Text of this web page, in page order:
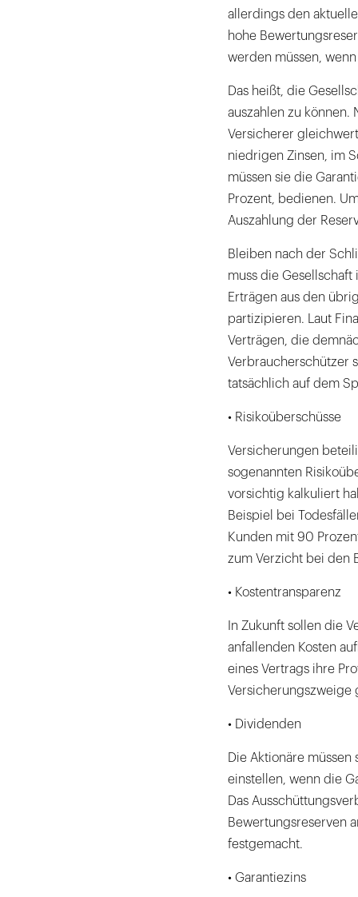
allerdings den
hohe
werden müssen,
Das heißt, die
auszahlen zu können.
Versicherer
niedrigen Zinsen, im
müssen sie die
Prozent, bedienen.
Auszahlung der
Bleiben nach der
muss die
Erträgen aus den
partizipieren. Laut
Verträgen, die
Verbraucherschützer
tatsächlich auf dem
• Risikoüberschüsse
Versicherungen
sogenannten
vorsichtig kalkuliert
Beispiel bei
Kunden mit 90
zum Verzicht bei den
• Kostentransparenz
In Zukunft sollen die
anfallenden Kosten
eines Vertrags ihre
Versicherungszweige
• Dividenden
Die Aktionäre
einstellen, wenn die
Das
Bewertungsreserven
festgemacht.
• Garantiezins